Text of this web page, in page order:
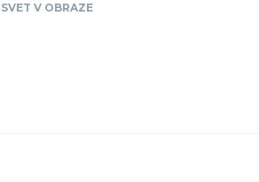
SVET V OBRAZE